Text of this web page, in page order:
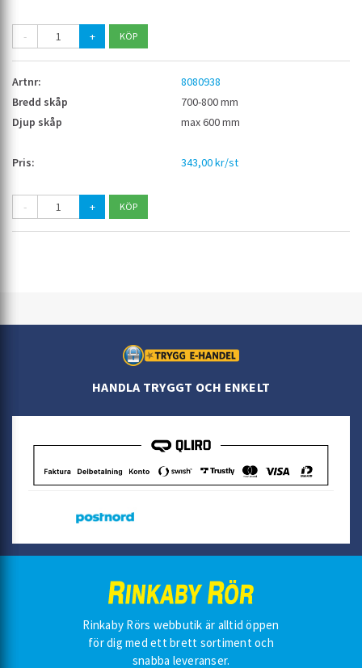
- +
8080938
700-800 mm
max 600 mm
343,00 kr/st
- +
HANDLA TRYGGT OCH ENKELT
Rinkaby Rörs webbutik är alltid öppen
för dig med ett brett sortiment och
snabba leveranser.